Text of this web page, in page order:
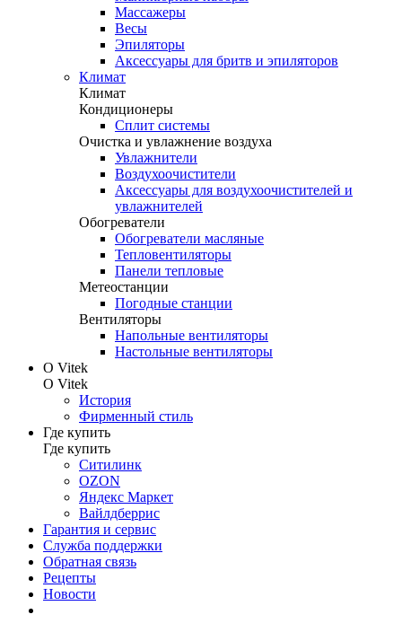
Массажеры
Весы
Эпиляторы
Аксессуары для бритв и эпиляторов
Климат
Климат
Кондиционеры
Сплит системы
Очистка и увлажнение воздуха
Увлажнители
Воздухоочистители
Аксессуары для воздухоочистителей и
увлажнителей
Обогреватели
Обогреватели масляные
Тепловентиляторы
Панели тепловые
Метеостанции
Погодные станции
Вентиляторы
Напольные вентиляторы
Настольные вентиляторы
О Vitek
О Vitek
История
Фирменный стиль
Где купить
Где купить
Ситилинк
OZON
Яндекс Маркет
Вайлдберрис
Гарантия и сервис
Служба поддержки
Обратная связь
Рецепты
Новости